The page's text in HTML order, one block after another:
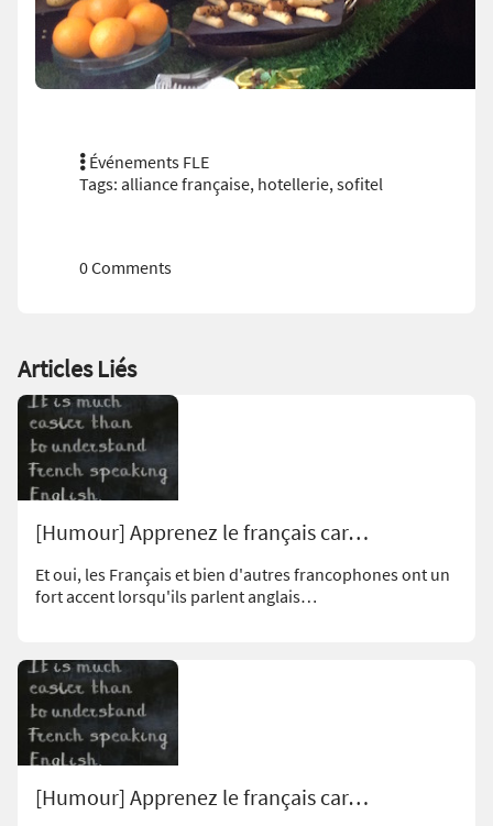
Événements FLE
Tags: alliance française, hotellerie, sofitel
0 Comments
Articles Liés
[Humour] Apprenez le français car…
Et oui, les Français et bien d'autres francophones ont un
fort accent lorsqu'ils parlent anglais…
[Humour] Apprenez le français car…